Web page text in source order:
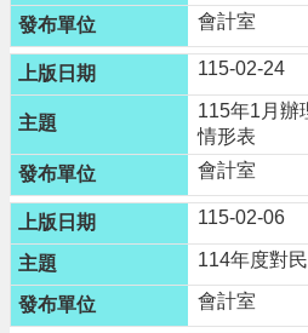
便
民
資
訊
機
關
通
訊
錄
相
會計室
115-02-24
115年1月辦
情形表
會計室
115-02-06
114年度對
會計室